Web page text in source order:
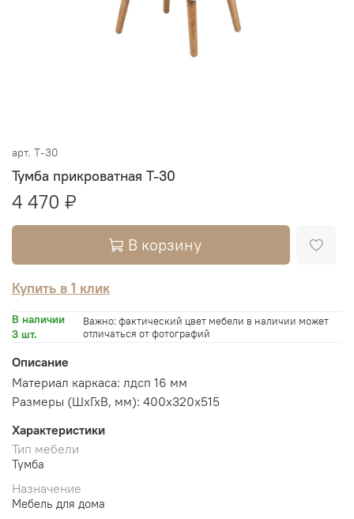
арт. Т-30
Тумба прикроватная Т-30
4 470 ₽
В корзину
Купить в 1 клик
В наличии
3 шт.
Важно: фактический цвет мебели в наличии может
отличаться от фотографий
Описание
Материал каркаса: лдсп 16 мм
Размеры (ШхГхВ, мм): 400х320х515
Характеристики
Тип мебели
Тумба
Назначение
Мебель для дома